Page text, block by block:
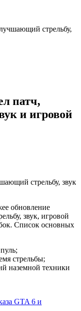
стрельбу,
патч,
и игровой
обновление
звук, игровой
Список основных
стрельбы;
наземной техники
GTA 6 и